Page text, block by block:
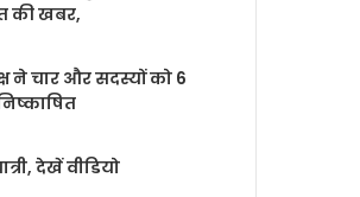
की खबर,
ने चार और सदस्यों को 6
देखें वीडियो